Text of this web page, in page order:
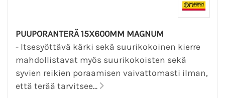
PUUPORANTERÄ 15X600MM MAGNUM
- Itsesyöttävä kärki sekä suurikokoinen kierre
mahdollistavat myös suurikokoisten sekä
syvien reikien poraamisen vaivattomasti ilman,
että terää tarvitsee...